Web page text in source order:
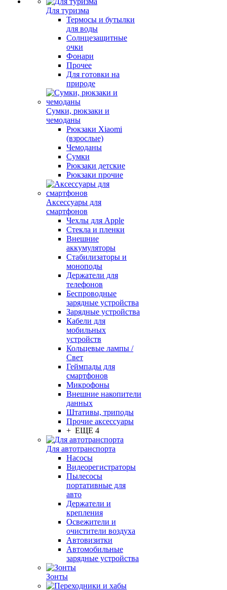
Для туризма
Термосы и бутылки
для воды
Солнцезащитные
очки
Фонари
Прочее
Для готовки на
природе
Сумки, рюкзаки и
чемоданы
Рюкзаки Xiaomi
(взрослые)
Чемоданы
Сумки
Рюкзаки детские
Рюкзаки прочие
Аксессуары для
смартфонов
Чехлы для Apple
Стекла и пленки
Внешние
аккумуляторы
Стабилизаторы и
моноподы
Держатели для
телефонов
Беспроводные
зарядные устройства
Зарядные устройства
Кабели для
мобильных
устройств
Кольцевые лампы /
Свет
Геймпады для
смартфонов
Микрофоны
Внешние накопители
данных
Штативы, триподы
Прочие аксессуары
+ ЕЩЕ 4
Для автотранспорта
Насосы
Видеорегистраторы
Пылесосы
портативные для
авто
Держатели и
крепления
Освежители и
очистители воздуха
Автовизитки
Автомобильные
зарядные устройства
Зонты